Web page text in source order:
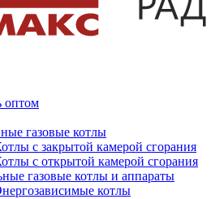
оптом
газовые котлы
с закрытой камерой сгорания
с открытой камерой сгорания
газовые котлы и аппараты
котлы